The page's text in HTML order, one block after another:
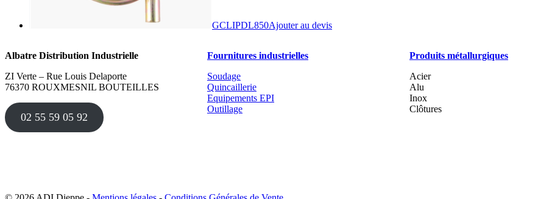
GCLIPDL850Ajouter au devis
Albatre Distribution Industrielle
ZI Verte – Rue Louis Delaporte
76370 ROUXMESNIL BOUTEILLES
02 55 59 05 92
Fournitures industrielles
Soudage
Quincaillerie
Equipements EPI
Outillage
Produits métallurgiques
Acier
Alu
Inox
Clôtures